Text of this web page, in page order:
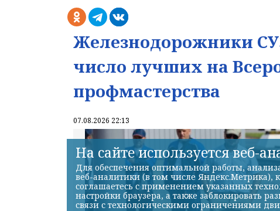
Железнодорожники
число лучших на
профмастерства
07.08.2026 22:13
На сайте используется веб-
Для обеспечения оптимальной работы,
веб-аналитики (в том числе Яндекс.Метрика),
соглашаетесь с применением указанных
настройки браузера, а также заблокировать
связи с технологическими ограничениями